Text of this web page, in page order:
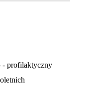
- profilaktyczny